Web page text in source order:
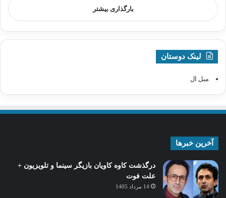
بارگذاری بیشتر
لینک دوستان
مبل ال
آخرین خبرها
درگذشت کاوه کاویان بازیگر سینما و تلویزیون +
علت فوت
14 مرداد 1405